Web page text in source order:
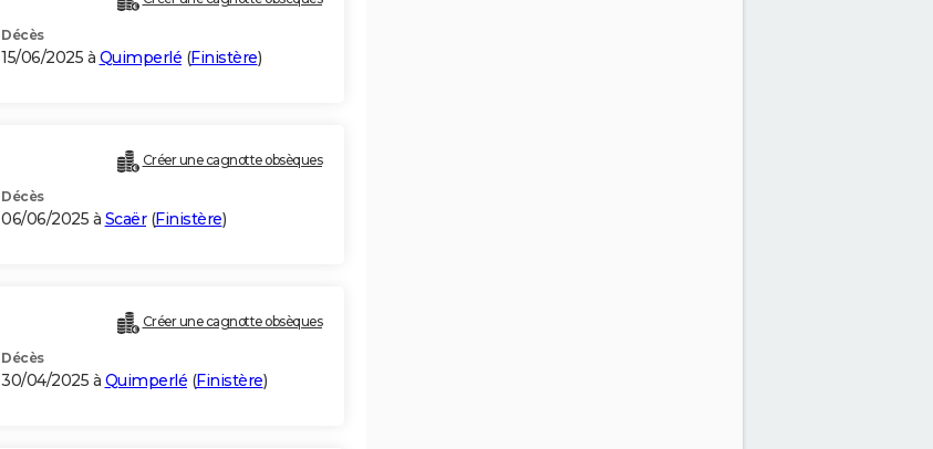
Décès
15/06/2025 à Quimperlé (Finistère)
Créer une cagnotte obsèques
Décès
06/06/2025 à Scaër(Finistère)
Créer une cagnotte obsèques
Décès
30/04/2025 à Quimperlé (Finistère)